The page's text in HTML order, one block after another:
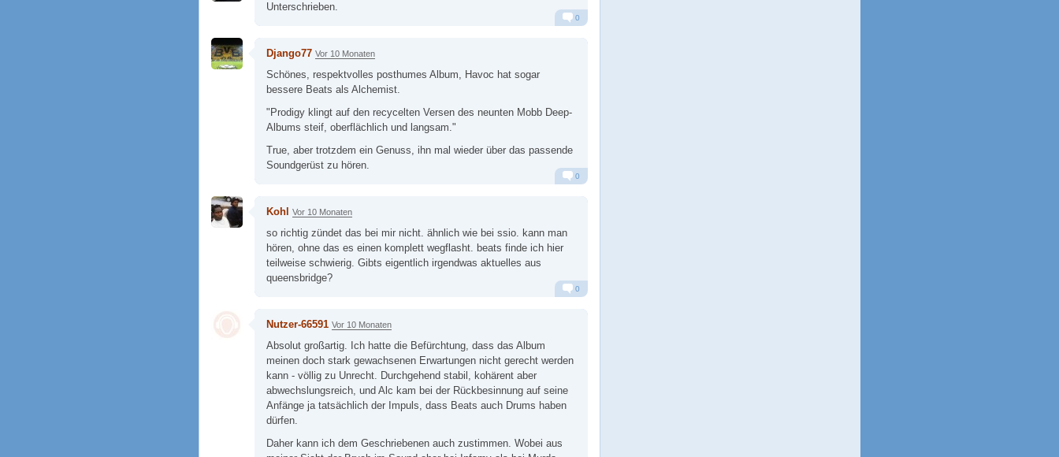
Unterschrieben.
0
Django77 Vor 10 Monaten
Schönes, respektvolles posthumes Album, Havoc hat sogar
bessere Beats als Alchemist.
"Prodigy klingt auf den recycelten Versen des neunten Mobb Deep-
Albums steif, oberflächlich und langsam."
True, aber trotzdem ein Genuss, ihn mal wieder über das passende
Soundgerüst zu hören.
0
Kohl Vor 10 Monaten
so richtig zündet das bei mir nicht. ähnlich wie bei ssio. kann man
hören, ohne das es einen komplett wegflasht. beats finde ich hier
teilweise schwierig. Gibts eigentlich irgendwas aktuelles aus
queensbridge?
0
Nutzer-66591 Vor 10 Monaten
Absolut großartig. Ich hatte die Befürchtung, dass das Album
meinen doch stark gewachsenen Erwartungen nicht gerecht werden
kann - völlig zu Unrecht. Durchgehend stabil, kohärent aber
abwechslungsreich, und Alc kam bei der Rückbesinnung auf seine
Anfänge ja tatsächlich der Impuls, dass Beats auch Drums haben
dürfen.
Daher kann ich dem Geschriebenen auch zustimmen. Wobei aus